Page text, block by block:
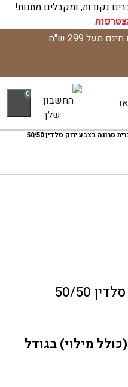
נקודות, ומקבלים מתנות!
מעל 299 ש"ח
0
שלך ריקה כעת!
סרוגה בצבע ירוק סלדין 50/50
50/50
מילוי) בגודל